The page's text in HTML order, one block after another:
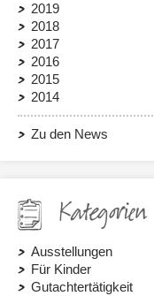
2019
2018
2017
2016
2015
2014
Zu den News
Kategorien
Ausstellungen
Für Kinder
Gutachtertätigkeit